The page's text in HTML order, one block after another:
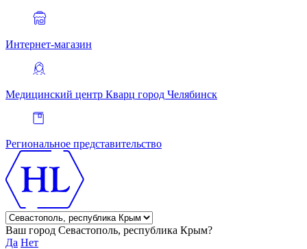
Интернет-магазин
Медицинский центр Кварц город Челябинск
Региональное представительство
Ваш город Севастополь, республика Крым?
Да Нет